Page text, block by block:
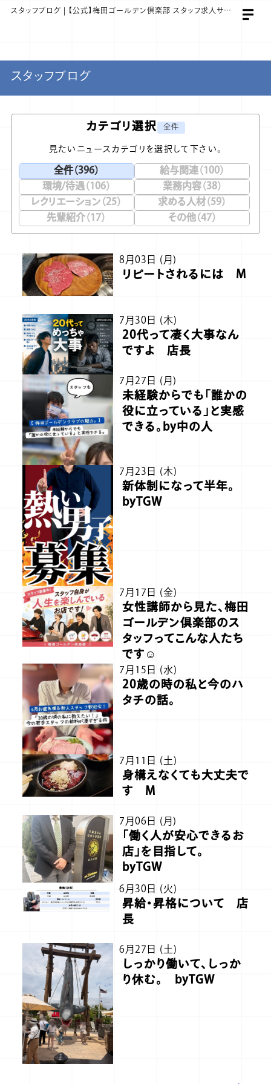
スタッフブログ | 【公式】梅田ゴールデン倶楽部 スタッフ求人サイト
スタッフブログ
カテゴリ選択 全件
見たいニュースカテゴリを選択して下さい。
全件（396）
給与関連（100）
環境/待遇（106）
業務内容（38）
レクリエーション（25）
求める人材（59）
先輩紹介（17）
その他（47）
8月03日 (月)
リピートされるには M
7月30日 (木)
20代って凄く大事なん
ですよ 店長
7月27日 (月)
未経験からでも「誰かの
役に立っている」と実感
できる。by中の人
7月23日 (木)
新体制になって半年。
byTGW
7月17日 (金)
女性講師から見た、梅田
ゴールデン倶楽部のス
タッフってこんな人たち
です☺️
7月15日 (水)
20歳の時の私と今のハ
タチの話。
7月11日 (土)
身構えなくても大丈夫で
す M
7月06日 (月)
「働く人が安心できるお
店」を目指して。
byTGW
6月30日 (火)
昇給・昇格について 店
長
6月27日 (土)
しっかり働いて、しっか
り休む。 byTGW